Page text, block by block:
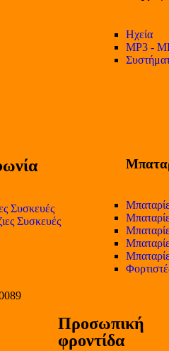
Ηχεία
MP3 -
Συσκευές
Συσκευές
Προσωπική
φροντίδα